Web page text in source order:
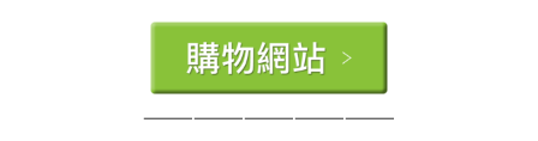
———————————————